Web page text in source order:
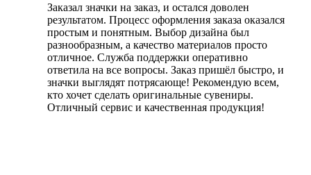
Заказал значки на заказ, и остался доволен
результатом. Процесс оформления заказа оказался
простым и понятным. Выбор дизайна был
разнообразным, а качество материалов просто
отличное. Служба поддержки оперативно
ответила на все вопросы. Заказ пришёл быстро, и
значки выглядят потрясающе! Рекомендую всем,
кто хочет сделать оригинальные сувениры.
Отличный сервис и качественная продукция!